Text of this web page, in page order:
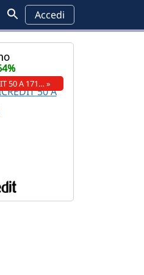
Accedi
50 A 171… »